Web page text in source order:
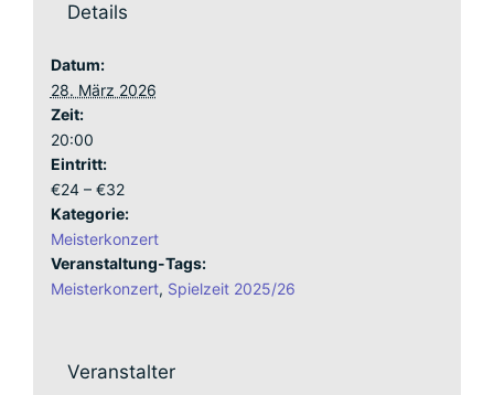
Details
Datum:
28. März 2026
Zeit:
20:00
Eintritt:
€24 – €32
Kategorie:
Meisterkonzert
Veranstaltung-Tags:
Meisterkonzert, Spielzeit 2025/26
Veranstalter